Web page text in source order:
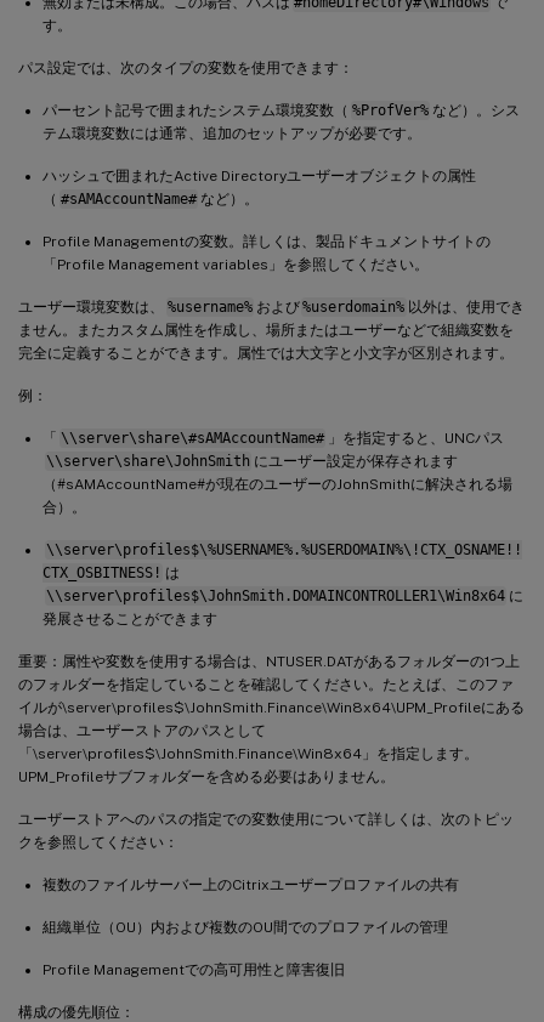
す。
パス設定では、次のタイプの変数を使用できます：
パーセント記号で囲まれたシステム環境変数（ %ProfVer% など）。シス
テム環境変数には通常、追加のセットアップが必要です。
ハッシュで囲まれたActive Directoryユーザーオブジェクトの属性
（ #sAMAccountName# など）。
Profile Managementの変数。詳しくは、製品ドキュメントサイトの
「Profile Management variables」を参照してください。
ユーザー環境変数は、 %username% および%userdomain% 以外は、使用でき
ません。またカスタム属性を作成し、場所またはユーザーなどで組織変数を
完全に定義することができます。属性では大文字と小文字が区別されます。
例：
「 \\server\share\#sAMAccountName# 」を指定すると、UNCパス
\\server\share\JohnSmith にユーザー設定が保存されます
（#sAMAccountName#が現在のユーザーのJohnSmithに解決される場
合）。
\\server\profiles$\%USERNAME%.%USERDOMAIN%\!CTX_OSNAME!!
CTX_OSBITNESS! は
\\server\profiles$\JohnSmith.DOMAINCONTROLLER1\Win8x64 に
発展させることができます
重要：属性や変数を使用する場合は、NTUSER.DATがあるフォルダーの1つ上
のフォルダーを指定していることを確認してください。たとえば、このファ
イルが\server\profiles$\JohnSmith.Finance\Win8x64\UPM_Profileにある
場合は、ユーザーストアのパスとして
「\server\profiles$\JohnSmith.Finance\Win8x64」を指定します。
UPM_Profileサブフォルダーを含める必要はありません。
ユーザーストアへのパスの指定での変数使用について詳しくは、次のトピッ
クを参照してください：
複数のファイルサーバー上のCitrixユーザープロファイルの共有
組織単位（OU）内および複数のOU間でのプロファイルの管理
Profile Managementでの高可用性と障害復旧
構成の優先順位：